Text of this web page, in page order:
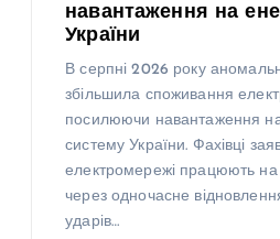
навантаження на
України
В серпні 2026 року
збільшила споживання
посилюючи навантаження
систему України. Фахівці
електромережі працюють
через одночасне
ударів…